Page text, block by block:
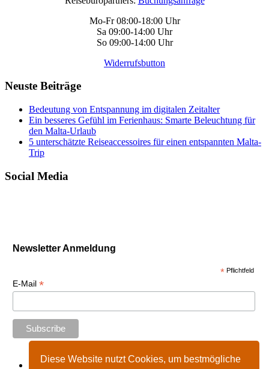
Diese Website nutzt Cookies, um bestmögliche
Mo-Fr 08:00-18:00 Uhr
Sa 09:00-14:00 Uhr
So 09:00-14:00 Uhr
Widerrufsbutton
Neuste Beiträge
Bedeutung von Entspannung im digitalen Zeitalter
Ein besseres Gefühl im Ferienhaus: Smarte Beleuchtung für
den Malta-Urlaub
5 unterschätzte Reiseaccessoires für einen entspannten Malta-
Trip
Social Media
Newsletter Anmeldung
* Pflichtfeld
E-Mail *
Start